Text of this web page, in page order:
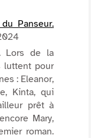
Panseur.
Lors de la
luttent pour
: Eleanor,
Kinta, qui
prêt à
Mary,
roman.